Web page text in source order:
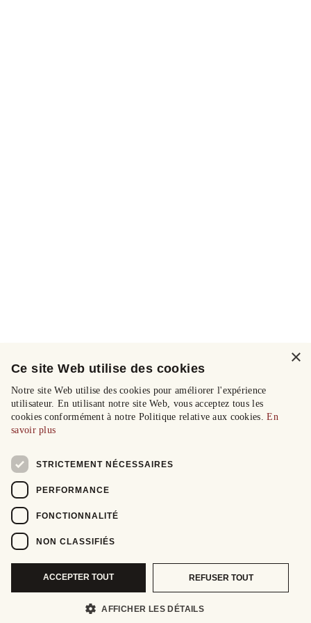
×
Ce site Web utilise des cookies
Notre site Web utilise des cookies pour améliorer l'expérience
utilisateur. En utilisant notre site Web, vous acceptez tous les
cookies conformément à notre Politique relative aux cookies.En
savoir plus
STRICTEMENT NÉCESSAIRES
PERFORMANCE
FONCTIONNALITÉ
NON CLASSIFIÉS
ACCEPTER TOUT REFUSER TOUT
AFFICHER LES DÉTAILS